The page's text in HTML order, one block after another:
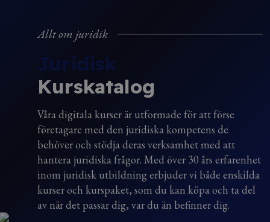
Allt om juridik
Juridisk
Kurskatalog
Våra digitala kurser är utformade för att förse
företagare med den juridiska kompetens de
behöver och stödja deras verksamhet med att
hantera juridiska frågor. Med över 30 års erfarenhet
inom juridisk utbildning erbjuder vi både enskilda
kurser och kurspaket, som du kan köpa och ta del
av när det passar dig, var du än befinner dig.